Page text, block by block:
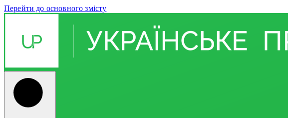
Перейти до основного змісту